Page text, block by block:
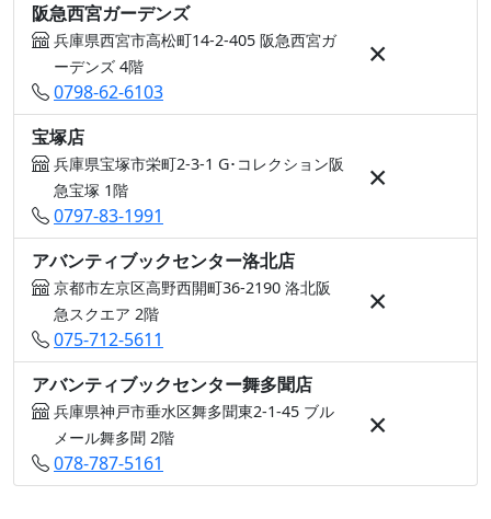
阪急西宮ガーデンズ
兵庫県西宮市高松町14-2-405 阪急西宮ガ
ーデンズ 4階
0798-62-6103
×
宝塚店
兵庫県宝塚市栄町2-3-1 G･コレクション阪
急宝塚 1階
0797-83-1991
×
アバンティブックセンター洛北店
京都市左京区高野西開町36-2190 洛北阪
急スクエア 2階
075-712-5611
×
アバンティブックセンター舞多聞店
兵庫県神戸市垂水区舞多聞東2-1-45 ブル
メール舞多聞 2階
078-787-5161
×